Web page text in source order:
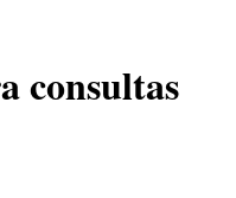
consultas